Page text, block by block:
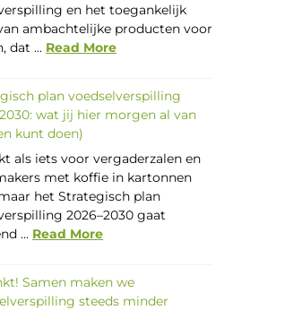
en het toegankelijk
ambachtelijke producten voor
dat ... Read More
plan voedselverspilling
wat jij hier morgen al van
kunt doen)
als iets voor vergaderzalen en
met koffie in kartonnen
het Strategisch plan
2026–2030 gaat
... Read More
Samen maken we
steeds minder